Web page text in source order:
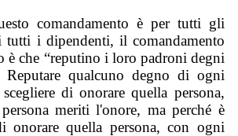
comandamento è per tutti gli
tutti i dipendenti, il comandamento
è che “reputino i loro padroni degni
qualcuno degno di ogni
di onorare quella persona,
meriti l'onore, ma perché è
onorare quella persona, con ogni